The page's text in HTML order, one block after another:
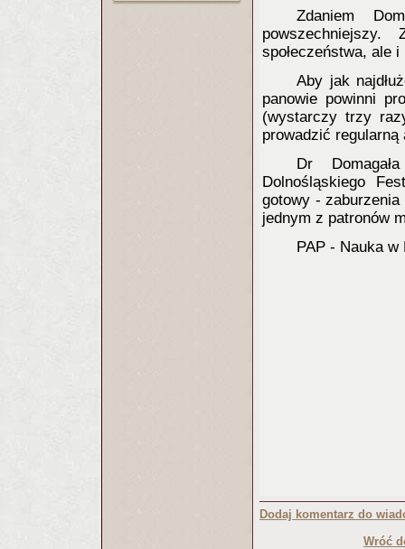
Zdaniem
społeczeństwa, ale
Aby jak
panowie powinni
(wystarczy trzy
prowadzić
Dr
Dolnośląskiego
gotowy -
jednym z patronów
PAP - Nauka w
Dodaj komentarz do
Wróć